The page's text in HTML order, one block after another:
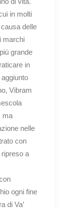
in molti
delle
marchi
grande
in
Vibram
ma
nelle
con
ripreso a
ogni fine
di Va’